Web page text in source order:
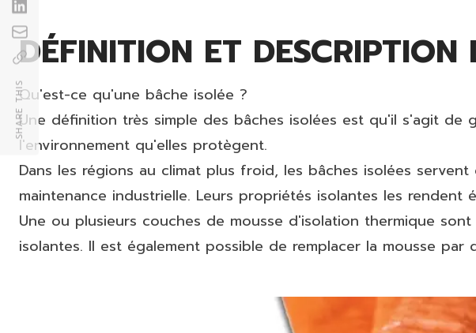
DÉFINITION ET DESCRIPTION
Qu'est-ce qu'une bâche isolée ?
Une définition très simple des bâches isolées est qu'il s'agit
l'environnement qu'elles protègent.
Dans les régions au climat plus froid, les bâches isolées
maintenance industrielle. Leurs propriétés isolantes les
Une ou plusieurs couches de mousse d'isolation thermique
isolantes. Il est également possible de remplacer la mousse
SHARE THIS